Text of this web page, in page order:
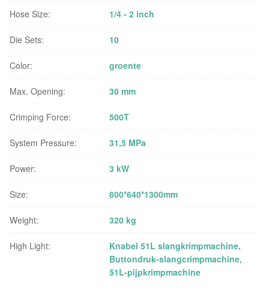
Hose Size: 1/4 - 2 inch
Die Sets: 10
Color: groente
Max. Opening: 30 mm
Crimping Force: 500T
System Pressure: 31,5 MPa
Power: 3 kW
Size: 800*640*1300mm
Weight: 320 kg
High Light: Knabel 51L slangkrimpmachine,
Buttondruk-slangcrimpmachine,
51L-pijpkrimpmachine